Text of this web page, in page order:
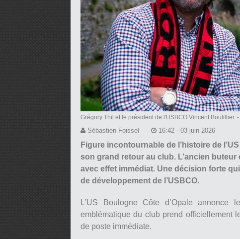
Grégory Thil et le président de l'USBCO Vincent Boutillier. -
Sébastien Foissel 16:42 - 03 juin 2026
Figure incontournable de l’histoire de
son grand retour au club. L’ancien
avec effet immédiat. Une décision forte
de développement de l’USBCO.
L’US Boulogne Côte d’Opale annonce
emblématique du club prend officiellement
de poste immédiate.